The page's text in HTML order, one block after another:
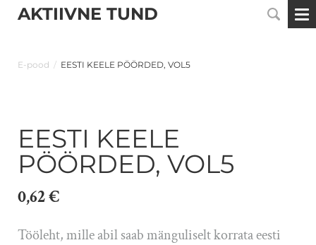
AKTIIVNE TUND
E-pood / EESTI KEELE PÖÖRDED, VOL5
EESTI KEELE
PÖÖRDED, VOL5
0,62 €
Tööleht, mille abil saab mänguliselt korrata eesti